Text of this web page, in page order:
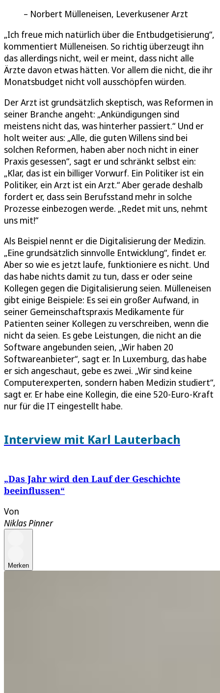
Norbert Mülleneisen, Leverkusener Arzt
„Ich freue mich natürlich über die Entbudgetisierung“,
kommentiert Mülleneisen. So richtig überzeugt ihn
das allerdings nicht, weil er meint, dass nicht alle
Ärzte davon etwas hätten. Vor allem die nicht, die ihr
Monatsbudget nicht voll ausschöpfen würden.
Der Arzt ist grundsätzlich skeptisch, was Reformen in
seiner Branche angeht: „Ankündigungen sind
meistens nicht das, was hinterher passiert.“ Und er
holt weiter aus: „Alle, die guten Willens sind bei
solchen Reformen, haben aber noch nicht in einer
Praxis gesessen“, sagt er und schränkt selbst ein:
„Klar, das ist ein billiger Vorwurf. Ein Politiker ist ein
Politiker, ein Arzt ist ein Arzt.“ Aber gerade deshalb
fordert er, dass sein Berufsstand mehr in solche
Prozesse einbezogen werde. „Redet mit uns, nehmt
uns mit!“
Als Beispiel nennt er die Digitalisierung der Medizin.
„Eine grundsätzlich sinnvolle Entwicklung“, findet er.
Aber so wie es jetzt laufe, funktioniere es nicht. Und
das habe nichts damit zu tun, dass er oder seine
Kollegen gegen die Digitalisierung seien. Mülleneisen
gibt einige Beispiele: Es sei ein großer Aufwand, in
seiner Gemeinschaftspraxis Medikamente für
Patienten seiner Kollegen zu verschreiben, wenn die
nicht da seien. Es gebe Leistungen, die nicht an die
Software angebunden seien, „Wir haben 20
Softwareanbieter“, sagt er. In Luxemburg, das habe
er sich angeschaut, gebe es zwei. „Wir sind keine
Computerexperten, sondern haben Medizin studiert“,
sagt er. Er habe eine Kollegin, die eine 520-Euro-Kraft
nur für die IT eingestellt habe.
Interview mit Karl Lauterbach
„Das Jahr wird den Lauf der Geschichte
beeinflussen“
Von
Niklas Pinner
Merken